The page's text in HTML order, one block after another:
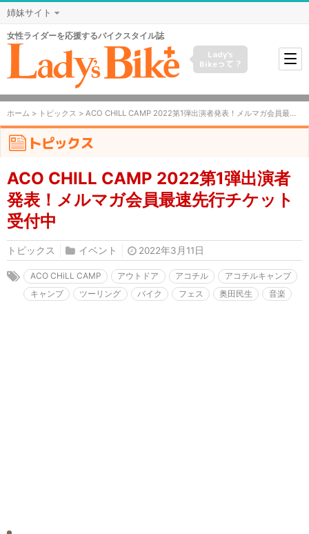
姉妹サイト
女性ライダーを応援するバイクスタイル誌
Lady's
Bikeって？
ホーム > トピックス > ACO CHILL CAMP 2022第1弾出演者発表！メルマガ会員最速先行チケット受付中
トピックス
ACO CHILL CAMP 2022第1弾出演者
発表！メルマガ会員最速先行チケット
受付中
トピックス イベント 2022年3月11日
ACO CHiLL CAMP アウトドア アコチル
アコチルキャンプ
キャンプ
ツーリング バイク フェス 奥田民生 音楽